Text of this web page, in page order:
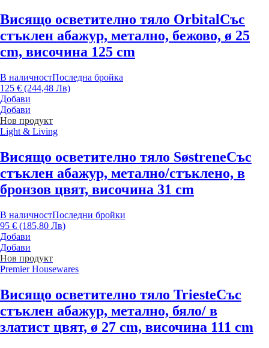
Висящо осветително тяло Orbital Със
стъклен абажур, метално, бежово, ø 25
cm, височина 125 cm
В наличностПоследна бройка
125 € (244,48 Лв)
Добави
Добави
Нов продукт
Light & Living
Висящо осветително тяло SøstreneСъс
стъклен абажур, метално/стъклено, в
бронзов цвят, височина 31 cm
В наличностПоследни бройки
95 € (185,80 Лв)
Добави
Добави
Нов продукт
Premier Housewares
Висящо осветително тяло TriesteСъс
стъклен абажур, метално, бяло/ в
златист цвят, ø 27 cm, височина 111 cm